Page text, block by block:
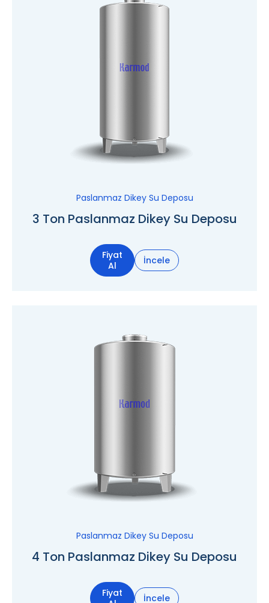
Paslanmaz Dikey Su Deposu
3 Ton Paslanmaz Dikey Su Deposu
Fiyat
Al
İncele
Paslanmaz Dikey Su Deposu
4 Ton Paslanmaz Dikey Su Deposu
Fiyat
İncele